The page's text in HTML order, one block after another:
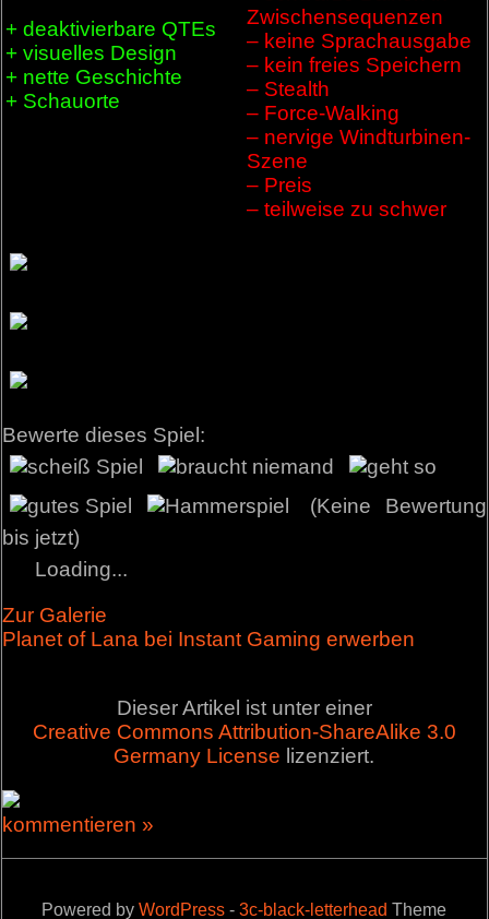
+ deaktivierbare QTEs
+ visuelles Design
+ nette Geschichte
+ Schauorte
Zwischensequenzen
– keine Sprachausgabe
– kein freies Speichern
– Stealth
– Force-Walking
– nervige Windturbinen-
Szene
– Preis
– teilweise zu schwer
Bewerte dieses Spiel:
(Keine Bewertung
bis jetzt)
Loading...
Zur Galerie
Planet of Lana bei Instant Gaming erwerben
Dieser Artikel ist unter einer
Creative Commons Attribution-ShareAlike 3.0
Germany License lizenziert.
kommentieren »
Powered byWordPress -3c-black-letterhead Theme